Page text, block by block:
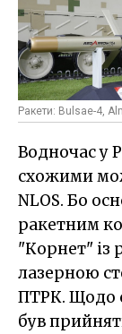
Ракети: Bulsae-4,
Водночас у
схожими
NLOS. Бо
ракетним
"Корнет" із
лазерною
ПТРК. Щодо
був